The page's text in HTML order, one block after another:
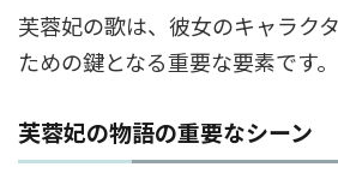
芙蓉妃の歌は、彼女のキャラク
ための鍵となる重要な要素です。
芙蓉妃の物語の重要なシーン